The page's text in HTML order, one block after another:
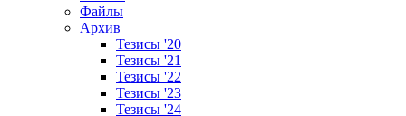
Файлы
Архив
Тезисы '20
Тезисы '21
Тезисы '22
Тезисы '23
Тезисы '24